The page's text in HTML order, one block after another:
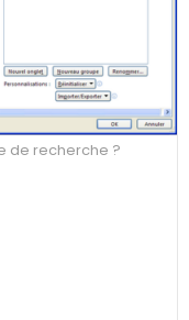
de recherche ?